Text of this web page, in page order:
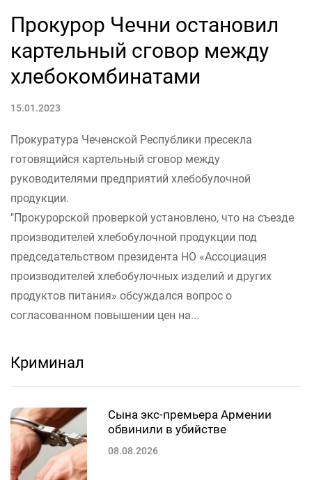
Прокурор Чечни остановил
картельный сговор между
хлебокомбинатами
15.01.2023
Прокуратура Чеченской Республики пресекла
готовящийся картельный сговор между
руководителями предприятий хлебобулочной
продукции.
"Прокурорской проверкой установлено, что на съезде
производителей хлебобулочной продукции под
председательством президента НО «Ассоциация
производителей хлебобулочных изделий и других
продуктов питания» обсуждался вопрос о
согласованном повышении цен на...
Криминал
Сына экс-премьера Армении
обвинили в убийстве
08.08.2026